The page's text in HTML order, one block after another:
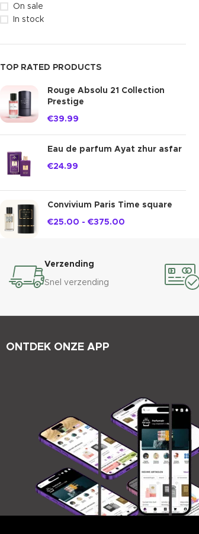
On sale
In stock
TOP RATED PRODUCTS
Rouge Absolu 21 Collection
Prestige
€39.99
Eau de parfum Ayat zhur asfar
€24.99
Convivium Paris Time square
€25.00 - €375.00
Verzending
Snel verzending
ONTDEK ONZE APP